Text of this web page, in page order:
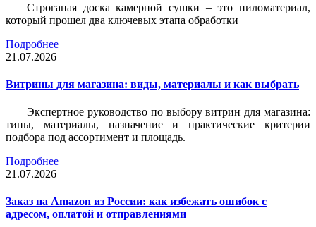
Строганая доска камерной сушки – это пиломатериал,
который прошел два ключевых этапа обработки
Подробнее
21.07.2026
Витрины для магазина: виды, материалы и как выбрать
Экспертное руководство по выбору витрин для магазина:
типы, материалы, назначение и практические критерии
подбора под ассортимент и площадь.
Подробнее
21.07.2026
Заказ на Amazon из России: как избежать ошибок с
адресом, оплатой и отправлениями